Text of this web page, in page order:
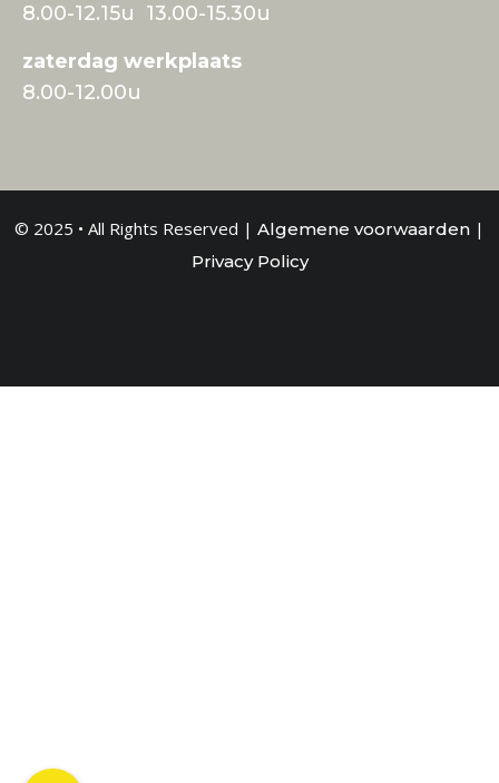
8.00-12.15u 13.00-15.30u
zaterdag werkplaats
8.00-12.00u
© 2025 • All Rights Reserved | Algemene voorwaarden |
Privacy Policy